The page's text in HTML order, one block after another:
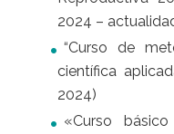
2024 –
“Curso de
científica
2024)
«Curso